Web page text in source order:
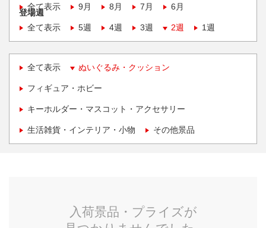
全て表示
9月 8月 7月 6月
登場週
全て表示
5週 4週 3週 2週 1週
全て表示 ぬいぐるみ・クッション
フィギュア・ホビー
キーホルダー・マスコット・アクセサリー
生活雑貨・インテリア・小物 その他景品